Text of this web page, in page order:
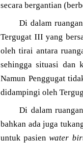
secara bergantian
Di dalam
Tergugat III yang
oleh tirai antara
sehingga situasi dan
Namun Penggugat
didampingi oleh
Di dalam
bahkan ada juga
untuk pasienwater